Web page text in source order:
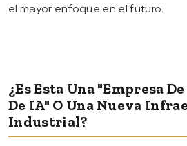
el mayor enfoque en el futuro.
¿Es Esta Una "empresa
De IA" O Una Nueva
Industrial?